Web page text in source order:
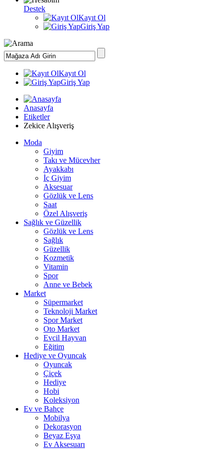
Destek
Kayıt Ol
Giriş Yap
Kayıt Ol
Giriş Yap
Anasayfa
Etiketler
Zekice Alışveriş
Moda
Giyim
Takı ve Mücevher
Ayakkabı
İç Giyim
Aksesuar
Gözlük ve Lens
Saat
Özel Alışveriş
Sağlık ve Güzellik
Gözlük ve Lens
Sağlık
Güzellik
Kozmetik
Vitamin
Spor
Anne ve Bebek
Market
Süpermarket
Teknoloji Market
Spor Market
Oto Market
Evcil Hayvan
Eğitim
Hediye ve Oyuncak
Oyuncak
Çiçek
Hediye
Hobi
Koleksiyon
Ev ve Bahçe
Mobilya
Dekorasyon
Beyaz Eşya
Ev Aksesuarı